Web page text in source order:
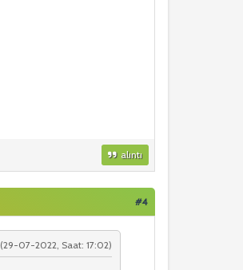
alıntı
#4
(29-07-2022, Saat: 17:02)